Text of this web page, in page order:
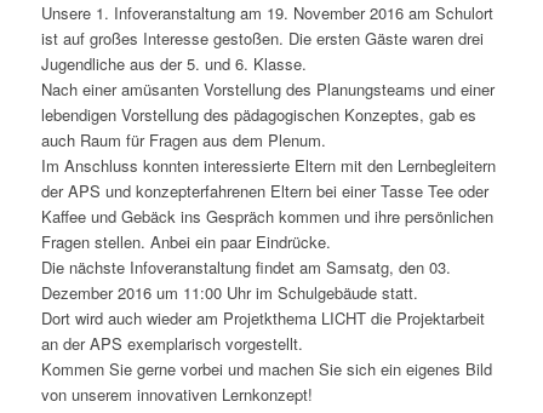
Unsere 1. Infoveranstaltung am 19. November 2016 am Schulort
ist auf großes Interesse gestoßen. Die ersten Gäste waren drei
Jugendliche aus der 5. und 6. Klasse.
Nach einer amüsanten Vorstellung des Planungsteams und einer
lebendigen Vorstellung des pädagogischen Konzeptes, gab es
auch Raum für Fragen aus dem Plenum.
Im Anschluss konnten interessierte Eltern mit den Lernbegleitern
der APS und konzepterfahrenen Eltern bei einer Tasse Tee oder
Kaffee und Gebäck ins Gespräch kommen und ihre persönlichen
Fragen stellen. Anbei ein paar Eindrücke.
Die nächste Infoveranstaltung findet am Samsatg, den 03.
Dezember 2016 um 11:00 Uhr im Schulgebäude statt.
Dort wird auch wieder am Projetkthema LICHT die Projektarbeit
an der APS exemplarisch vorgestellt.
Kommen Sie gerne vorbei und machen Sie sich ein eigenes Bild
von unserem innovativen Lernkonzept!